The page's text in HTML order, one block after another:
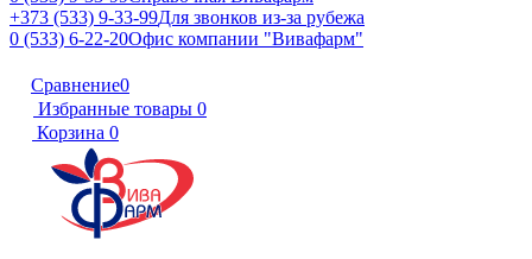
+373 (533) 9-33-99Для звонков из-за рубежа
0 (533) 6-22-20Офис компании "Вивафарм"
Сравнение0
Избранные товары 0
Корзина 0